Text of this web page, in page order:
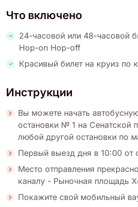
Что включено
24-часовой или 48-часовой
Hop-on Hop-off
Красивый билет на круиз по
Инструкции
Вы можете начать
остановки № 1 на Сенатской
любой другой остановки по
Первый выезд дня в 10:00 от
Место отправления
каналу - Рыночная площадь
Покажите свой мобильный